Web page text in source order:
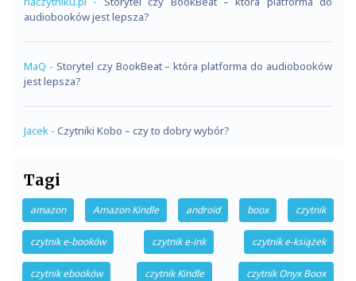
audiobooków jest lepsza?
MaQ - Storytel czy BookBeat – która platforma do audiobooków
jest lepsza?
Jacek - Czytniki Kobo – czy to dobry wybór?
Tagi
amazon Amazon Kindle android boox czytnik
czytnik e-booków czytnik e-ink czytnik e-książek
czytnik ebooków czytnik Kindle czytnik Onyx Boox